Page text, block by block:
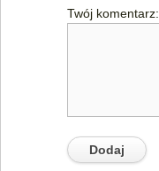
Twój komentarz: